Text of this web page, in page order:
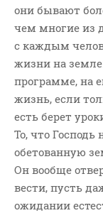
они бывают
чем многие из
с каждым
жизни на
программе, на
жизнь, если
есть берет
То, что Господь
обетованную
Он вообще
вести, пусть
ожидании